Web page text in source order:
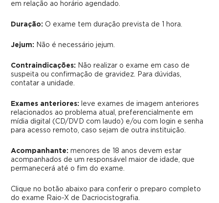
em relação ao horário agendado.
Duração:O exame tem duração prevista de 1 hora.
Jejum: Não é necessário jejum.
Contraindicações: Não realizar o exame em caso de
suspeita ou confirmação de gravidez. Para dúvidas,
contatar a unidade.
Exames anteriores:
leve exames de imagem anteriores
relacionados ao problema atual, preferencialmente em
mídia digital (CD/DVD com laudo) e/ou com login e senha
para acesso remoto, caso sejam de outra instituição.
Acompanhante: menores de 18 anos devem estar
acompanhados de um responsável maior de idade, que
permanecerá até o fim do exame.
Clique no botão abaixo para conferir o preparo completo
do exame Raio-X de Dacriocistografia.